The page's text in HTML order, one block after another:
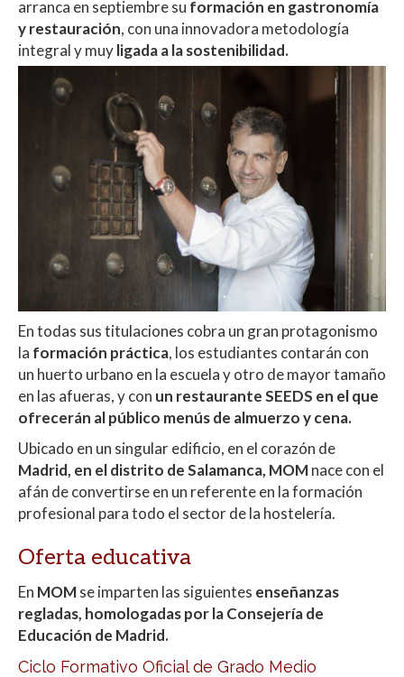
s
A
p
b
o
er p
ar
ti
r
arranca en septiembre su formación en gastronomía
y restauración, con una innovadora metodología
integral y muyligada a la sostenibilidad.
En todas sus titulaciones cobra un gran protagonismo
la formación práctica, los estudiantes contarán con
un huerto urbano en la escuela y otro de mayor tamaño
en las afueras, y con un restaurante SEEDS en el que
ofrecerán al público menús de almuerzo y cena.
Ubicado en un singular edificio, en el corazón de
Madrid, en el distrito de Salamanca, MOMnace con el
afán de convertirse en un referente en la formación
profesional para todo el sector de la hostelería.
Oferta educativa
En MOMse imparten las siguientes enseñanzas
regladas, homologadas por la Consejería de
Educación de Madrid.
Ciclo Formativo Oficial de Grado Medio